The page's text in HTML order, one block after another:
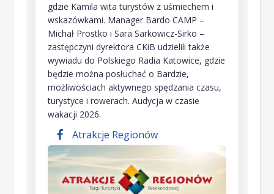
gdzie Kamila wita turystów z uśmiechem i
wskazówkami. Manager Bardo CAMP –
Michał Prostko i Sara Sarkowicz-Sirko –
zastępczyni dyrektora CKiB udzielili także
wywiadu do Polskiego Radia Katowice, gdzie
będzie można posłuchać o Bardzie,
możliwościach aktywnego spędzania czasu,
turystyce i rowerach. Audycja w czasie
wakacji 2026.
Atrakcje Regionów